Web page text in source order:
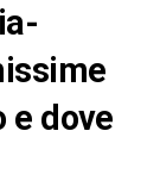
e dove